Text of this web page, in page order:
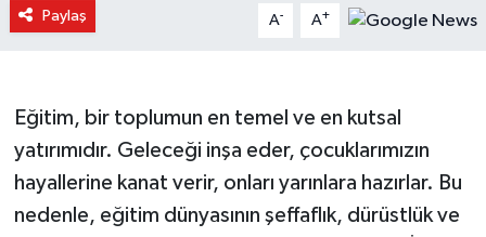
Paylaş A- A+
Eğitim, bir toplumun en temel ve en kutsal
yatırımıdır. Geleceği inşa eder, çocuklarımızın
hayallerine kanat verir, onları yarınlara hazırlar. Bu
nedenle, eğitim dünyasının şeffaflık, dürüstlük ve
Son Dakika Haberleri